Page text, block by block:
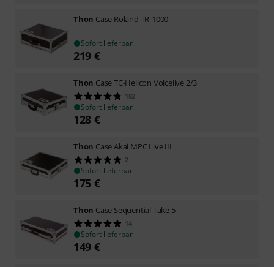
Thon Case Roland TR-1000
Sofort lieferbar
219 €
Thon Case TC-Helicon Voicelive 2/3
182
Sofort lieferbar
128 €
Thon Case Akai MPC Live III
2
Sofort lieferbar
175 €
Thon Case Sequential Take 5
14
Sofort lieferbar
149 €